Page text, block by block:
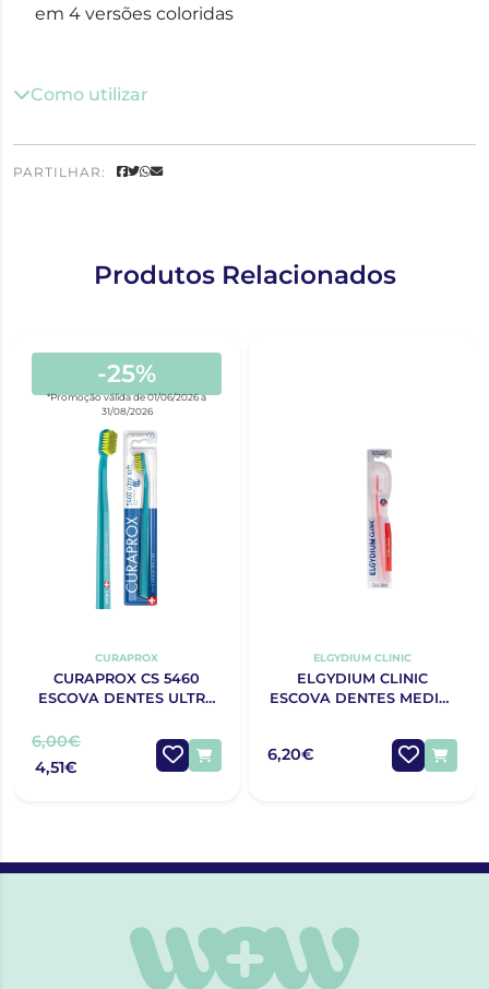
em 4 versões coloridas
Como utilizar
PARTILHAR:
Produtos Relacionados
-25%
*Promoção válida de 01/06/2026 a
31/08/2026
CURAPROX
CURAPROX CS 5460
ESCOVA DENTES ULTRA
6,00€
4,51€
ELGYDIUM CLINIC
ELGYDIUM CLINIC
ESCOVA DENTES MEDIA-
6,20€